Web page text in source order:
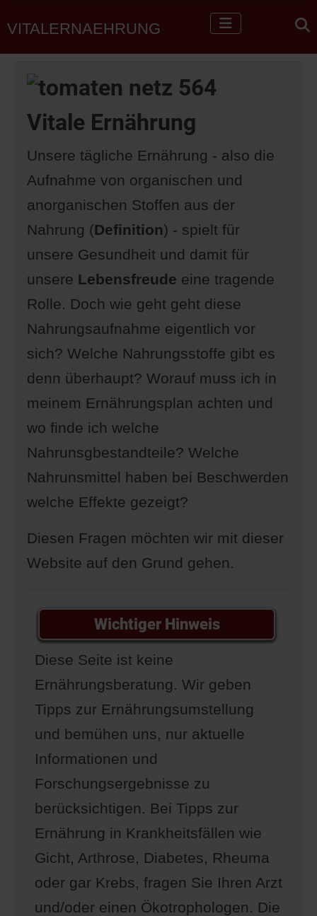
VITALERNAEHRUNG
Vitale Ernährung
Unsere tägliche Ernährung - also die
Aufnahme von organischen und
anorganischen Stoffen aus der
Nahrung (Definition) - spielt für
unsere Gesundheit und damit für
unsere Lebensfreude eine tragende
Rolle. Doch wie geht geht diese
Nahrungsaufnahme eigentlich vor
sich? Welche Nahrungsstoffe gibt es
denn überhaupt? Worauf muss ich in
meinem Ernährungsplan achten und
wo finde ich welche
Nahrunsgbestandteile? Welche
Nahrunsmittel haben bei Beschwerden
welche Effekte gezeigt?
Diesen Fragen möchten wir mit dieser
Website auf den Grund gehen.
Wichtiger Hinweis
Diese Seite ist keine
Ernährungsberatung. Wir geben
Tipps zur Ernährungsumstellung
und bemühen uns, nur aktuelle
Informationen und
Forschungsergebnisse zu
berücksichtigen. Bei Tipps zur
Ernährung in Krankheitsfällen wie
Gicht, Arthrose, Diabetes, Rheuma
oder gar Krebs, fragen Sie Ihren Arzt
und/oder einen Ökotrophologen. Die